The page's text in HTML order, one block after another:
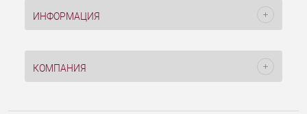
ИНФОРМАЦИЯ
КОМПАНИЯ